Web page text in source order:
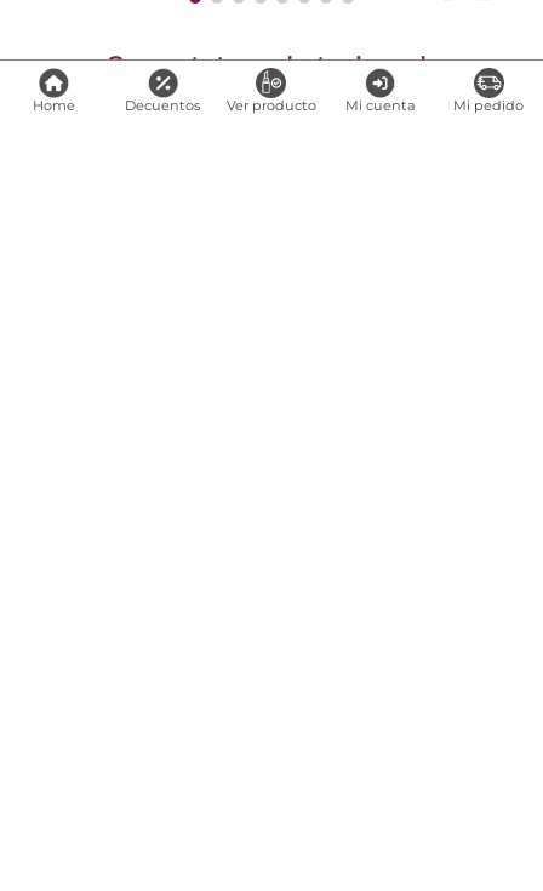
Home Decuentos Ver producto Mi cuenta Mi pedido
Comparte